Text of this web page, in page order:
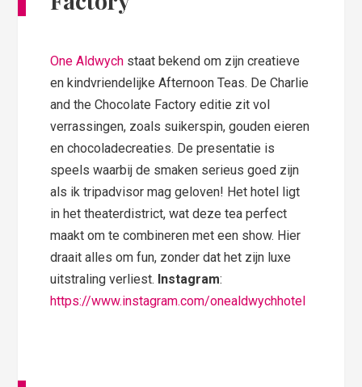
One Aldwych staat bekend om zijn creatieve
en kindvriendelijke Afternoon Teas. De Charlie
and the Chocolate Factory editie zit vol
verrassingen, zoals suikerspin, gouden eieren
en chocoladecreaties. De presentatie is
speels waarbij de smaken serieus goed zijn
als ik tripadvisor mag geloven! Het hotel ligt
in het theaterdistrict, wat deze tea perfect
maakt om te combineren met een show. Hier
draait alles om fun, zonder dat het zijn luxe
uitstraling verliest. Instagram:
https://www.instagram.com/onealdwychhotel